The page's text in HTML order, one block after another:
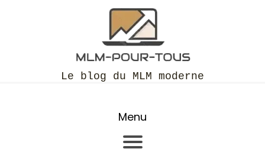
Le blog du MLM moderne
Menu